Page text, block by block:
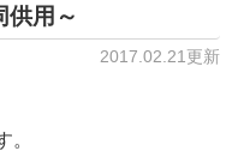
供用～
2017.02.21更新
。